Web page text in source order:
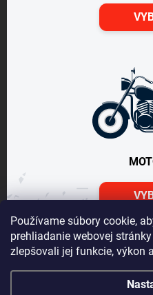
Používame súbory cookie,
prehliadanie webovej
zlepšovali jej funkcie, výkon
Vážený zákazník Info o